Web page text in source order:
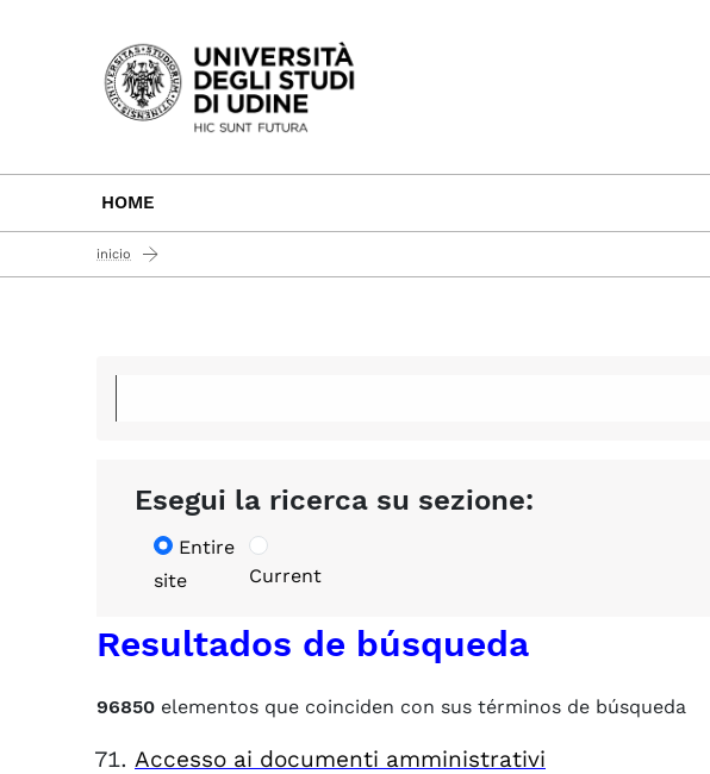
Passa al contenuto principale
HOME
inicio
Esegui la ricerca su sezione:
Entire
site
Current
Resultados de búsqueda
96850 elementos que coinciden con sus términos de búsqueda
Accesso ai documenti amministrativi